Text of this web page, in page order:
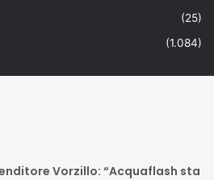
(25)
(1.084)
Vorzillo: “Acquaflash sta